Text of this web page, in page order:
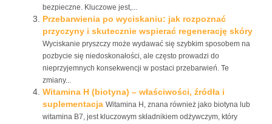
bezpieczne. Kluczowe jest,...
Przebarwienia po wyciskaniu: jak rozpoznać
przyczyny i skutecznie wspierać regenerację skóry
Wyciskanie pryszczy może wydawać się szybkim sposobem na
pozbycie się niedoskonałości, ale często prowadzi do
nieprzyjemnych konsekwencji w postaci przebarwień. Te
zmiany...
Witamina H (biotyna) – właściwości, źródła i
suplementacja Witamina H, znana również jako biotyna lub
witamina B7, jest kluczowym składnikiem odżywczym, który